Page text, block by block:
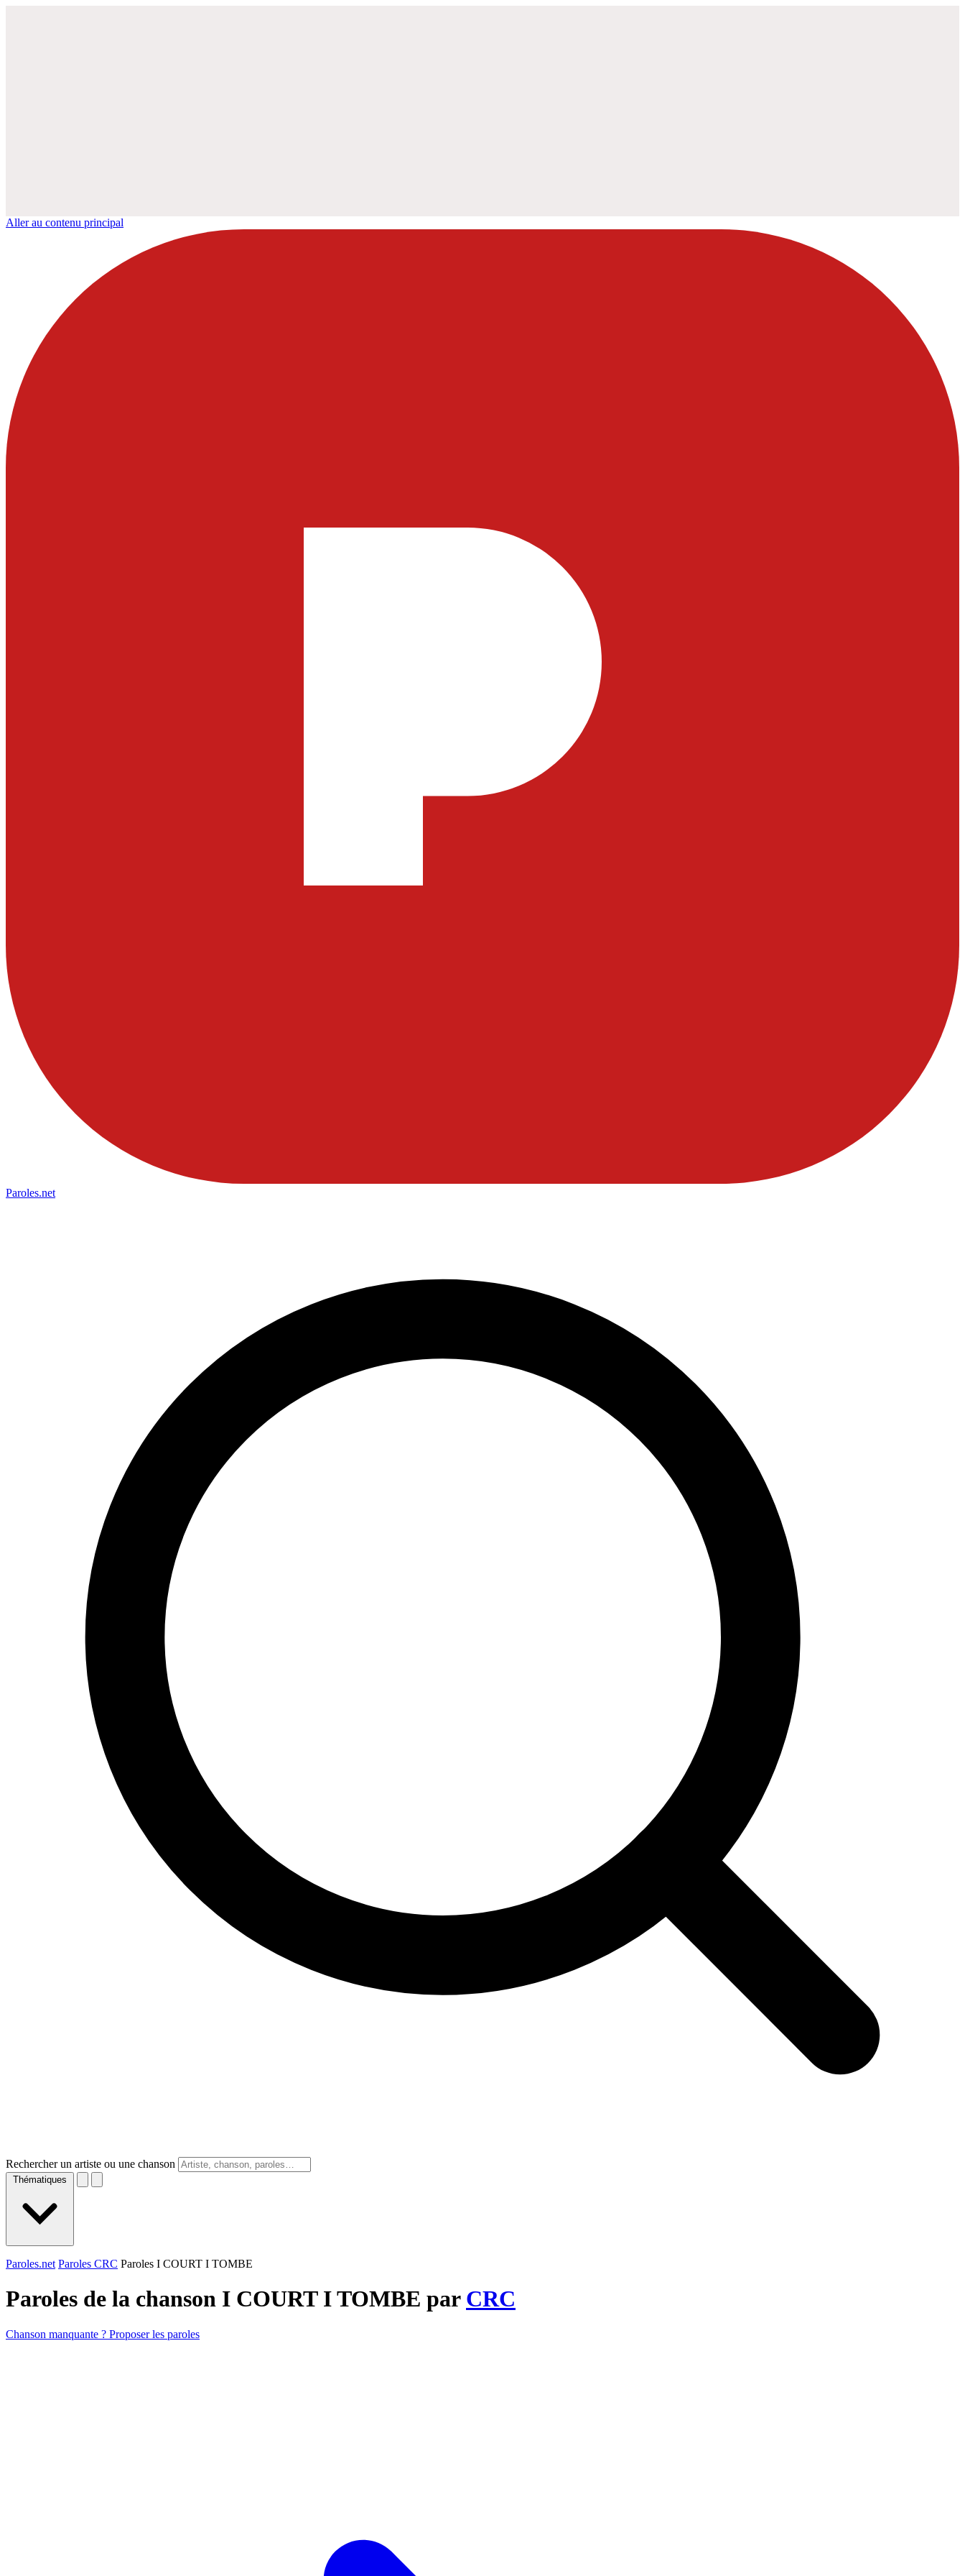
Aller au contenu principal
Paroles.net
Rechercher un artiste ou une chanson
Thématiques
Paroles.net Paroles CRC Paroles I COURT I TOMBE
Paroles de la chanson I COURT I TOMBE par CRC
Chanson manquante ? Proposer les paroles